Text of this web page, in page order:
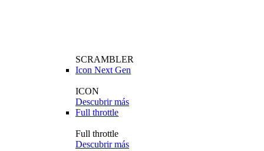
SCRAMBLER
Icon Next Gen
ICON
Descubrir más
Full throttle
Full throttle
Descubrir más